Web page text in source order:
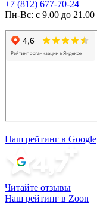
+7 (812) 677-70-24
Пн-Вс: с 9.00 до 21.00
Наш рейтинг в Google
Читайте отзывы
Наш рейтинг в Zoon